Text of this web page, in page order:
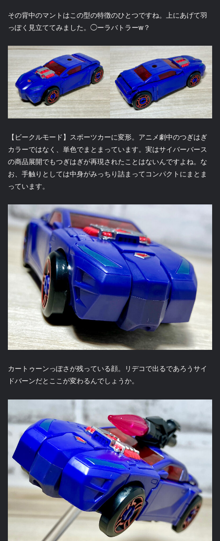
その背中のマントはこの型の特徴のひとつですね。上にあげて羽
っぽく見立ててみました。◯ーラバトラーw？
【ビークルモード】スポーツカーに変形。アニメ劇中のつぎはぎ
カラーではなく、単色でまとまっています。実はサイバーバース
の商品展開でもつぎはぎが再現されたことはないんですよね。な
お、手触りとしては中身がみっちり詰まってコンパクトにまとま
っています。
カートゥーンっぽさが残っている顔。リデコで出るであろうサイ
ドバーンだとここが変わるんでしょうか。